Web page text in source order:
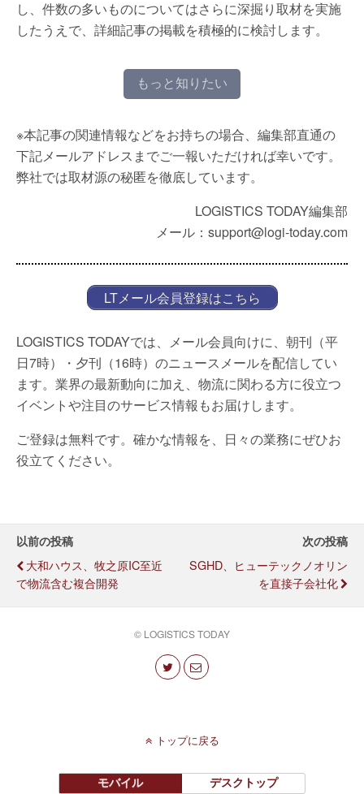
し、件数の多いものについてはさらに深掘り取材を実施
したうえで、詳細記事の掲載を積極的に検討します。
もっと知りたい
※本記事の関連情報などをお持ちの場合、編集部直通の
下記メールアドレスまでご一報いただければ幸いです。
弊社では取材源の秘匿を徹底しています。
LOGISTICS TODAY編集部
メール：support@logi-today.com
LTメール会員登録はこちら
LOGISTICS TODAYでは、メール会員向けに、朝刊（平
日7時）・夕刊（16時）のニュースメールを配信してい
ます。業界の最新動向に加え、物流に関わる方に役立つ
イベントや注目のサービス情報もお届けします。
ご登録は無料です。確かな情報を、日々の業務にぜひお
役立てください。
以前の投稿
大和ハウス、牧之原IC至近
で物流含む複合開発
次の投稿
SGHD、ヒューテックノオリン
を直接子会社化
© LOGISTICS TODAY
トップに戻る
モバイル デスクトップ